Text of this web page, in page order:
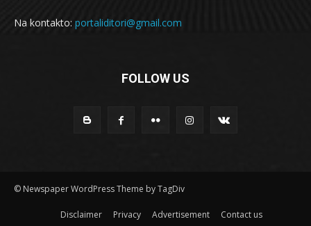
Na kontakto: portaliditori@gmail.com
FOLLOW US
© Newspaper WordPress Theme by TagDiv
Disclaimer Privacy Advertisement Contact us